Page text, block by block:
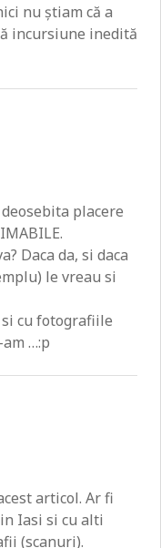
nu ştiam că a
incursiune inedită
placere
Daca da, si daca
le vreau si
cu fotografiile
…:p
articol. Ar fi
Iasi si cu alti
(scanuri).